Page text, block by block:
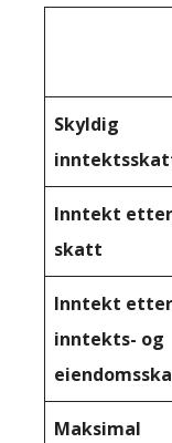
Skyldig
Inntekt etter
skatt
Inntekt etter
inntekts- og
Maksimal